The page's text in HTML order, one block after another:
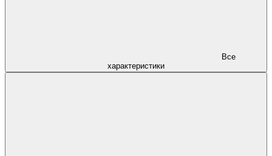
характеристики